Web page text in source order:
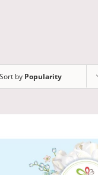
Sort by Popularity